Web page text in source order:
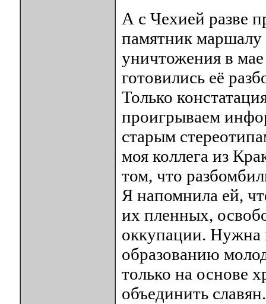
А с Чехией разве
памятник маршалу
уничтожения в
готовились её
Только
проигрываем
старым
моя коллега из
том, что
Я напомнила ей,
их пленных,
оккупации. Нужна
образованию
только на основе
объединить славян.